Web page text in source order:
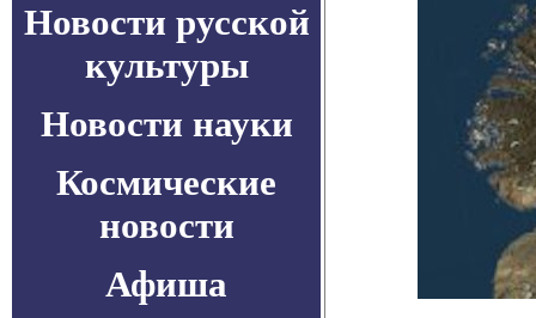
Новости русской
культуры
Новости науки
Космические
новости
Афиша